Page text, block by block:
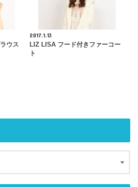
ウス
2017.1.13
LIZ LISA フード付きファーコー
ト